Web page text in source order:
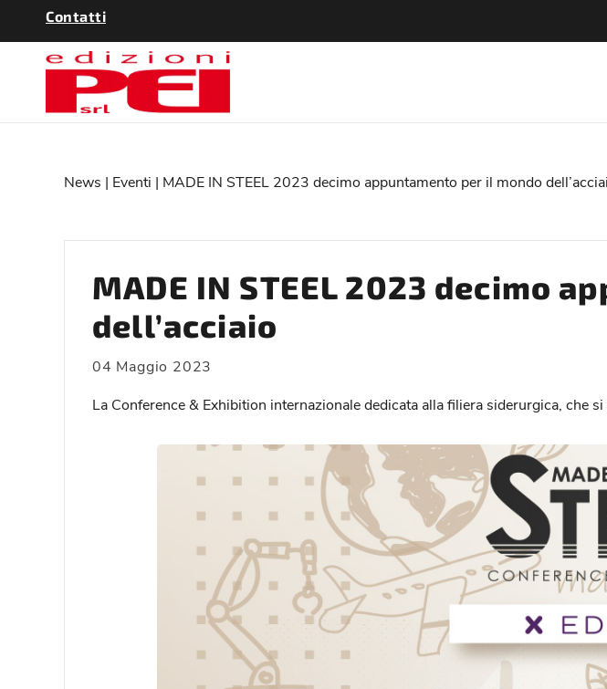
Contatti
News | Eventi | MADE IN STEEL 2023 decimo appuntamento per il mondo
MADE IN STEEL 2023 decimo
dell’acciaio
04 Maggio 2023
La Conference & Exhibition internazionale dedicata alla filiera siderurgica,